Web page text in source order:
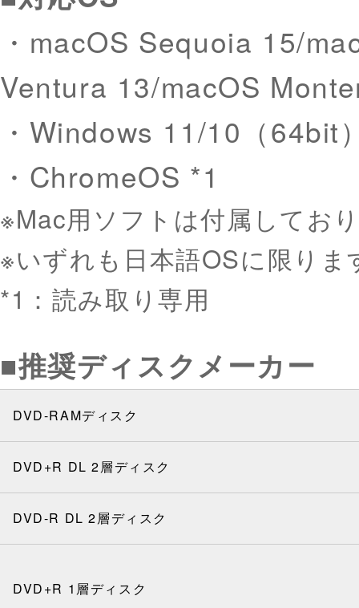
・macOS Sequoia 15/
Ventura 13/macOS
・Windows 11/10（64bit
・ChromeOS *1
※Mac用ソフトは付属してお
※いずれも日本語OSに限りま
*1：読み取り専用
■推奨ディスクメーカー
DVD-RAMディスク
DVD+R DL 2層ディスク
DVD-R DL 2層ディスク
DVD+R 1層ディスク